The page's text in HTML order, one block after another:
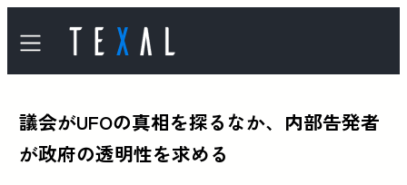
議会がUFOの真相を探るなか、内部告発者
が政府の透明性を求める